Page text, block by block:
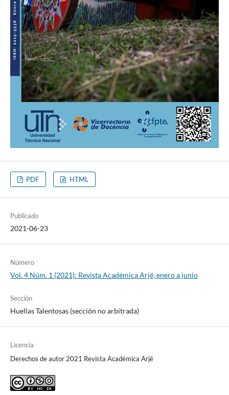
PDF HTML
Publicado
2021-06-23
Número
Vol. 4 Núm. 1 (2021): Revista Académica Arjé, enero a junio
Sección
Huellas Talentosas (sección no arbitrada)
Licencia
Derechos de autor 2021 Revista Académica Arjé